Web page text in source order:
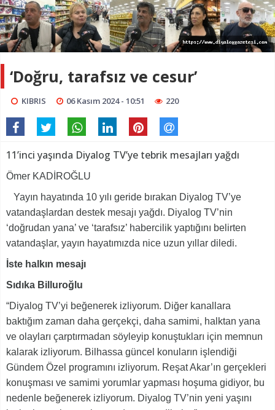
‘Doğru, tarafsız ve cesur’
KIBRIS 06 Kasım 2024 - 10:51 220
11’inci yaşında Diyalog TV’ye tebrik mesajları yağdı
Ömer KADİROĞLU
Yayın hayatında 10 yılı geride bırakan Diyalog TV’ye
vatandaşlardan destek mesajı yağdı. Diyalog TV’nin
‘doğrudan yana’ ve ‘tarafsız’ habercilik yaptığını belirten
vatandaşlar, yayın hayatımızda nice uzun yıllar diledi.
İste halkın mesajı
Sıdıka Billuroğlu
“Diyalog TV’yi beğenerek izliyorum. Diğer kanallara
baktığım zaman daha gerçekçi, daha samimi, halktan yana
ve olayları çarptırmadan söyleyip konuştukları için memnun
kalarak izliyorum. Bilhassa güncel konuların işlendiği
Gündem Özel programını izliyorum. Reşat Akar’ın gerçekleri
konuşması ve samimi yorumlar yapması hoşuma gidiyor, bu
nedenle beğenerek izliyorum. Diyalog TV’nin yeni yaşını